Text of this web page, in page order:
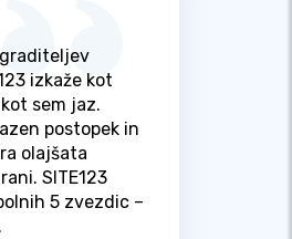
izkaže kot
sem jaz.
postopek in
olajšata
SITE123
5 zvezdic –